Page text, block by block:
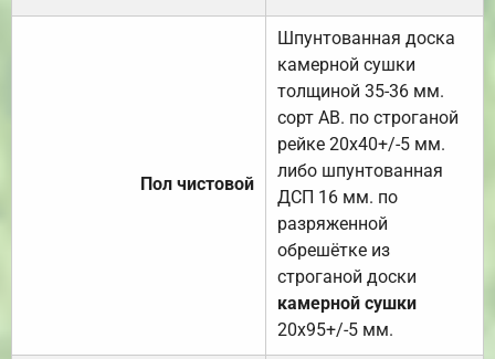
Пол чистовой
Шпунтованная доска
камерной сушки
толщиной 35-36 мм.
сорт АВ. по строганой
рейке 20х40+/-5 мм.
либо шпунтованная
ДСП 16 мм. по
разряженной
обрешётке из
строганой доски
камерной сушки
20х95+/-5 мм.